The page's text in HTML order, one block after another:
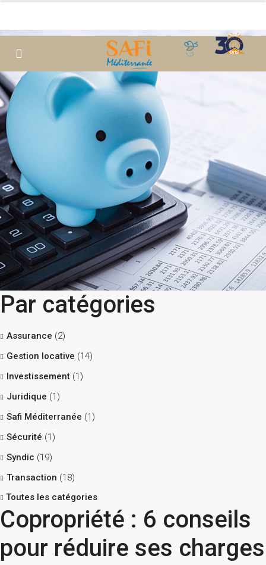
Par catégories
Assurance (2)
Gestion locative (14)
Investissement (1)
Juridique (1)
Safi Méditerranée (1)
Sécurité (1)
Syndic (19)
Transaction (18)
Toutes les catégories
Copropriété : 6 conseils
pour réduire ses charges